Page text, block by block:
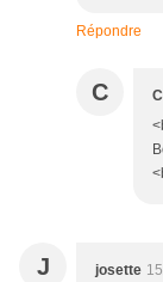
Répondre
C
J josette